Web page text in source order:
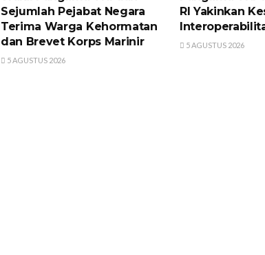
Sejumlah Pejabat Negara
Terima Warga Kehormatan
dan Brevet Korps Marinir
5 AGUSTUS 2026
RI Yakinkan
5 AGUSTUS 2026